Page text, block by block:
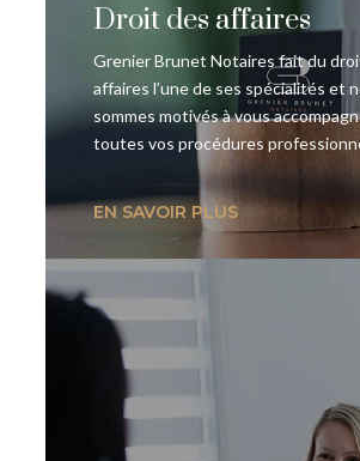
Droit des affaires
Grenier Brunet Notaires fait du
affaires l’une de ses spécialités et
sommes motivés à vous
toutes vos procédures
EN SAVOIR PLUS